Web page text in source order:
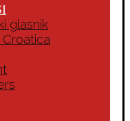
glasnik